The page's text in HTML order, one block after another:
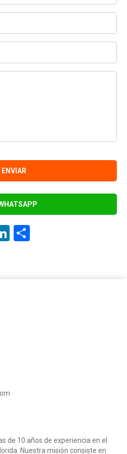
LinkedIn
de 10 años de experiencia en el
Nuestra misión consiste en